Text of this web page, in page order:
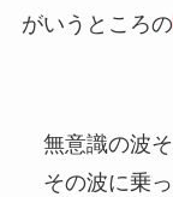
がいうところの
無意識の波そ
その波に乗っ